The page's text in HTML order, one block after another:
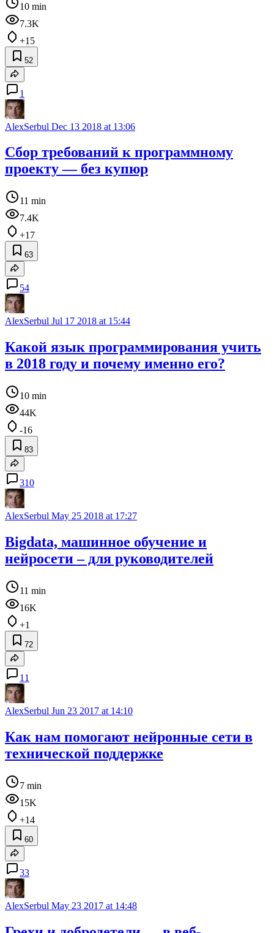
10 min
7.3K
+15
52
1
AlexSerbul Dec 13 2018 at 13:06
Сбор требований к программному
проекту — без купюр
11 min
7.4K
+17
63
54
AlexSerbul Jul 17 2018 at 15:44
Какой язык программирования учить
в 2018 году и почему именно его?
10 min
44K
-16
83
310
AlexSerbul May 25 2018 at 17:27
Bigdata, машинное обучение и
нейросети – для руководителей
11 min
16K
+1
72
11
AlexSerbul Jun 23 2017 at 14:10
Как нам помогают нейронные сети в
технической поддержке
7 min
15K
+14
60
33
AlexSerbul May 23 2017 at 14:48